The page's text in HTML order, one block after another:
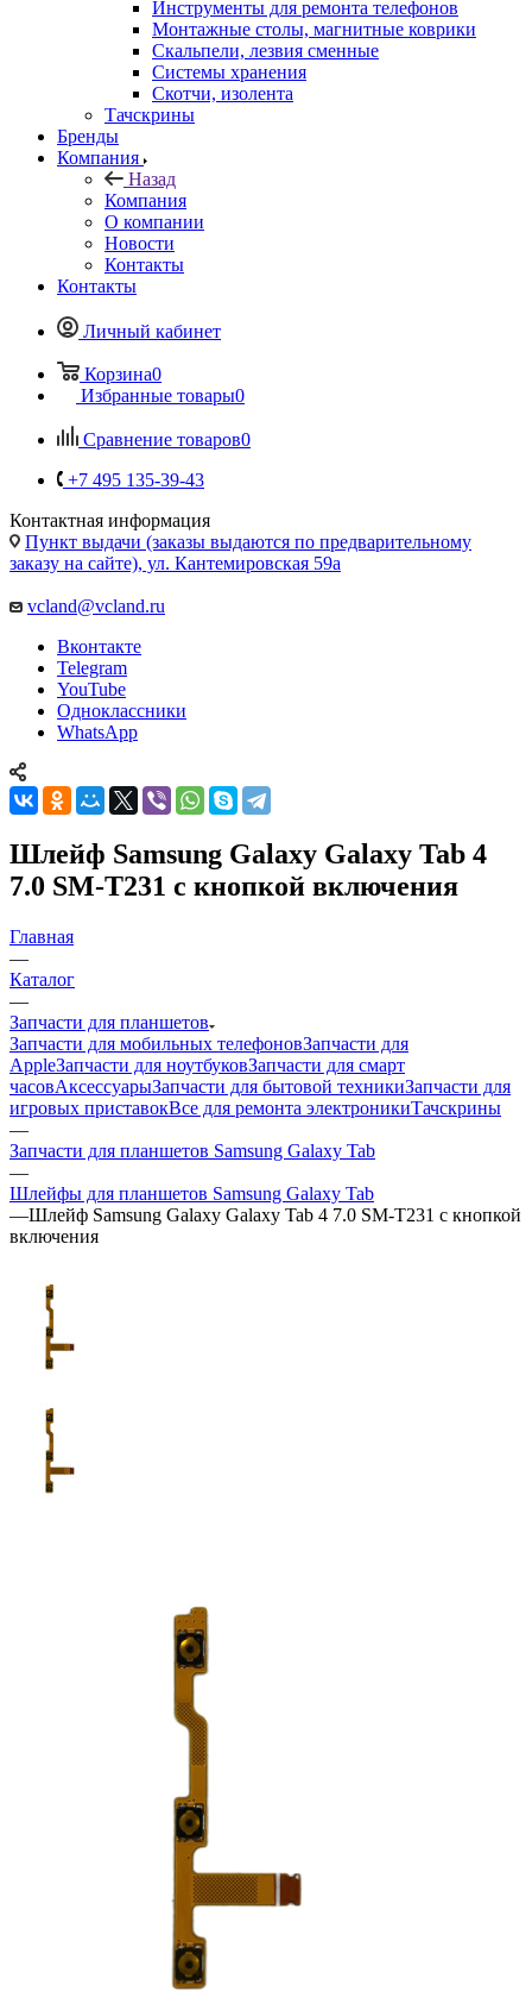
Компания
Назад
Компания
О компании
Новости
Контакты
Контакты
Личный кабинет
Корзина0
Избранные товары
Контактная информация
заказу на сайте), ул. Кантемировская 59а
vcland@vcland.ru
Вконтакте
Telegram
YouTube
WhatsApp
Шлейф Samsung Galaxy Galaxy Tab 4
7.0 SM-T231 с кнопкой включения
Главная
Каталог
—
Запчасти для планшетов
AppleЗапчасти для ноутбуков
часов
игровых приставок
—
Запчасти для планшетов Samsung Galaxy Tab
—
Шлейфы для планшетов Samsung Galaxy Tab
—Шлейф Samsung Galaxy Galaxy Tab 4 7.0 SM-T231 с кнопкой
включения